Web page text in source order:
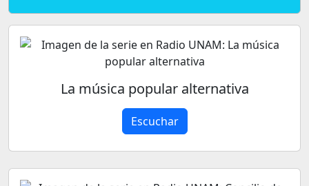
La música popular alternativa
Escuchar